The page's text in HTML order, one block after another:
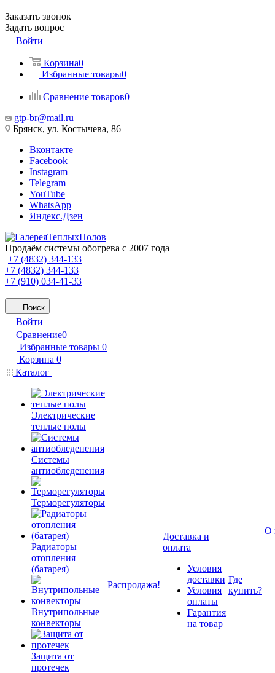
Заказать звонок
Задать вопрос
Войти
Корзина0
Избранные товары0
Сравнение товаров0
gtp-br@mail.ru
Брянск, ул. Костычева, 86
Вконтакте
Facebook
Instagram
Telegram
YouTube
WhatsApp
Яндекс.Дзен
Продаём системы обогрева с 2007 года
+7 (4832) 344-133
+7 (4832) 344-133
+7 (910) 034-41-33
Поиск
Войти
Сравнение0
Избранные товары 0
Корзина 0
Каталог
Электрические
теплые полы
Системы
антиобледенения
Терморегуляторы
Радиаторы
отопления
(батарея)
Внутрипольные
конвекторы
Защита от
протечек
Распродажа!
Доставка и
оплата
Условия
доставки
Условия
оплаты
Гарантия
на товар
Где
купить?
О